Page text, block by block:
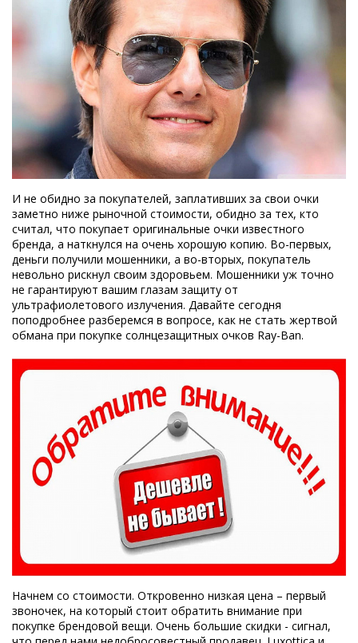
И не обидно за покупателей, заплативших за свои очки
заметно ниже рыночной стоимости, обидно за тех, кто
считал, что покупает оригинальные очки известного
бренда, а наткнулся на очень хорошую копию. Во-первых,
деньги получили мошенники, а во-вторых, покупатель
невольно рискнул своим здоровьем. Мошенники уж точно
не гарантируют вашим глазам защиту от
ультрафиолетового излучения. Давайте сегодня
поподробнее разберемся в вопросе, как не стать жертвой
обмана при покупке солнцезащитных очков Ray-Ban.
Начнем со стоимости. Откровенно низкая цена – первый
звоночек, на который стоит обратить внимание при
покупке брендовой вещи. Очень большие скидки - сигнал,